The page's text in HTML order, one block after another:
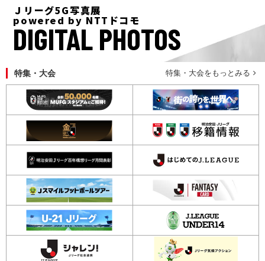
Ｊリーグ5G写真展
powered by NTTドコモ
DIGITAL PHOTOS
特集・大会 特集・大会をもっとみる